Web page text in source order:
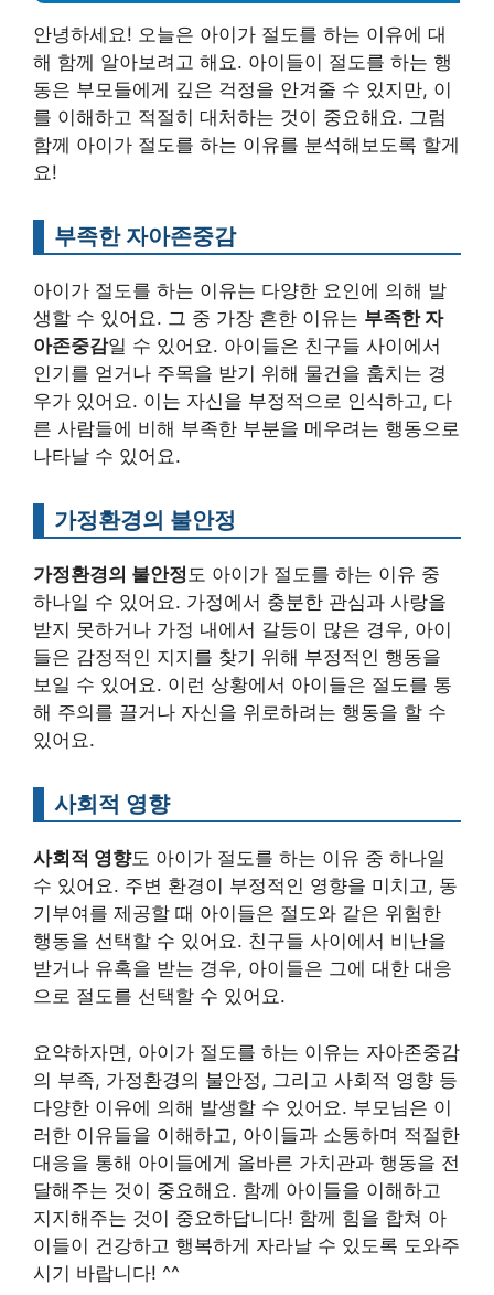
안녕하세요! 오늘은 아이가 절도를 하는 이유에 대
해 함께 알아보려고 해요. 아이들이 절도를 하는 행
동은 부모들에게 깊은 걱정을 안겨줄 수 있지만, 이
를 이해하고 적절히 대처하는 것이 중요해요. 그럼
함께 아이가 절도를 하는 이유를 분석해보도록 할게
요!
부족한 자아존중감
아이가 절도를 하는 이유는 다양한 요인에 의해 발
생할 수 있어요. 그 중 가장 흔한 이유는 부족한 자
아존중감일 수 있어요. 아이들은 친구들 사이에서
인기를 얻거나 주목을 받기 위해 물건을 훔치는 경
우가 있어요. 이는 자신을 부정적으로 인식하고, 다
른 사람들에 비해 부족한 부분을 메우려는 행동으로
나타날 수 있어요.
가정환경의 불안정
가정환경의 불안정도 아이가 절도를 하는 이유 중
하나일 수 있어요. 가정에서 충분한 관심과 사랑을
받지 못하거나 가정 내에서 갈등이 많은 경우, 아이
들은 감정적인 지지를 찾기 위해 부정적인 행동을
보일 수 있어요. 이런 상황에서 아이들은 절도를 통
해 주의를 끌거나 자신을 위로하려는 행동을 할 수
있어요.
사회적 영향
사회적 영향도 아이가 절도를 하는 이유 중 하나일
수 있어요. 주변 환경이 부정적인 영향을 미치고, 동
기부여를 제공할 때 아이들은 절도와 같은 위험한
행동을 선택할 수 있어요. 친구들 사이에서 비난을
받거나 유혹을 받는 경우, 아이들은 그에 대한 대응
으로 절도를 선택할 수 있어요.
요약하자면, 아이가 절도를 하는 이유는 자아존중감
의 부족, 가정환경의 불안정, 그리고 사회적 영향 등
다양한 이유에 의해 발생할 수 있어요. 부모님은 이
러한 이유들을 이해하고, 아이들과 소통하며 적절한
대응을 통해 아이들에게 올바른 가치관과 행동을 전
달해주는 것이 중요해요. 함께 아이들을 이해하고
지지해주는 것이 중요하답니다! 함께 힘을 합쳐 아
이들이 건강하고 행복하게 자라날 수 있도록 도와주
시기 바랍니다! ^^